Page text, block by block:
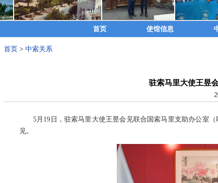
首页 使馆信息
首页 > 中索关系
驻索马里大使王昱
5月19日，驻索马里大使王昱会见联合国索马里支助办公室
见。